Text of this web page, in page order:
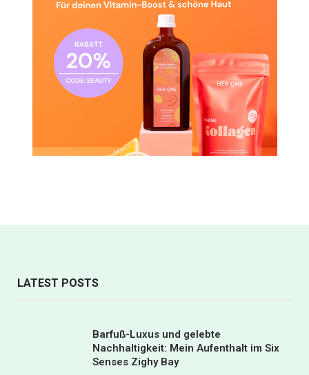
LATEST POSTS
Barfuß-Luxus und gelebte
Nachhaltigkeit: Mein Aufenthalt im Six
Senses Zighy Bay